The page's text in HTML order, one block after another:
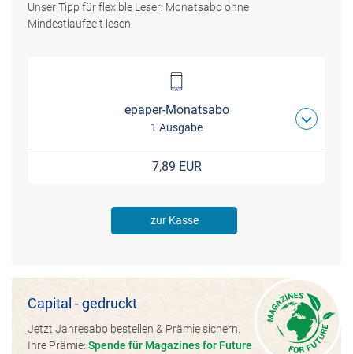
Unser Tipp für flexible Leser: Monatsabo ohne
Mindestlaufzeit lesen.
epaper-Monatsabo
1 Ausgabe
7,89 EUR
zur Kasse
Capital - gedruckt
Jetzt Jahresabo bestellen & Prämie sichern.
Ihre Prämie: Spende für Magazines for Future